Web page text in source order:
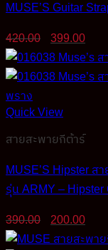
MUSE’S Guitar
420.00
Original
price
was:
420.00฿.
399.00
is:
Quick View
สายสะพายกีต้าร์
MUSE’S Hipster ส
รุ่น ARMY – Hipster
390.00
Original
price
was:
200.00
is: